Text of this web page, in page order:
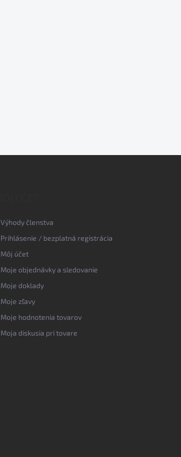
Výhody členstva
Prihlásenie / bezplatná registrácia
Môj účet
Moje objednávky a sledovanie
Moje doklady
Moje zľavy
Moje hodnotenia tovarov
Moja diskusia pri tovare